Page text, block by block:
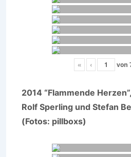
« ‹ von
2014 “Flammende
Rolf Sperling und Stefan
(Fotos: pillboxs)